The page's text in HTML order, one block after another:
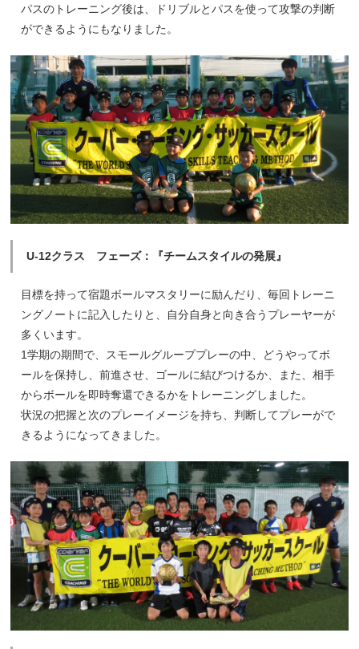
パスのトレーニング後は、ドリブルとパスを使って攻撃の判断
ができるようにもなりました。
U-12クラス フェーズ：『チームスタイルの発展』
目標を持って宿題ボールマスタリーに励んだり、毎回トレーニ
ングノートに記入したりと、自分自身と向き合うプレーヤーが
多くいます。
1学期の期間で、スモールグループプレーの中、どうやってボ
ールを保持し、前進させ、ゴールに結びつけるか、また、相手
からボールを即時奪還できるかをトレーニングしました。
状況の把握と次のプレーイメージを持ち、判断してプレーがで
きるようになってきました。